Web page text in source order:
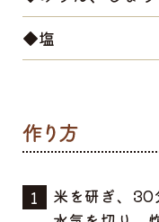
◆塩
米を研ぎ、30